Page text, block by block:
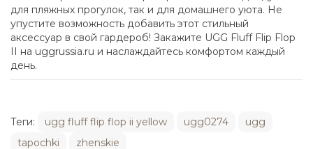
для пляжных прогулок, так и для домашнего уюта. Не
упустите возможность добавить этот стильный
аксессуар в свой гардероб! Закажите UGG Fluff Flip Flop
II на uggrussia.ru и наслаждайтесь комфортом каждый
день.
Теги: ugg fluff flip flop ii yellow ugg0274
ugg
tapochki
zhenskie